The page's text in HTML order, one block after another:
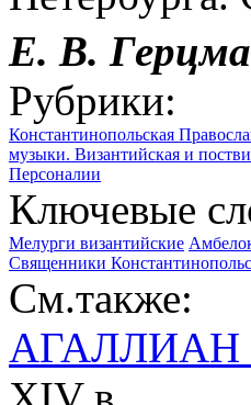
Е. В.
Рубрики:
Константинопольская
музыки. Византийская и
Персоналии
Ключевые
Мелурги византийские
Священники
См.также: